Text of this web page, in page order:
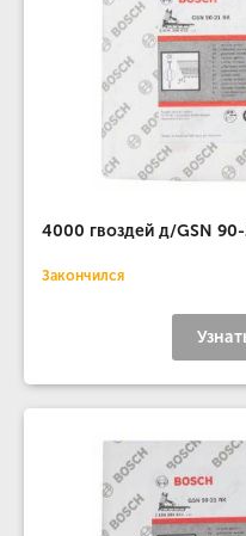
4000 гвоздей д/GSN 90-
Закончился